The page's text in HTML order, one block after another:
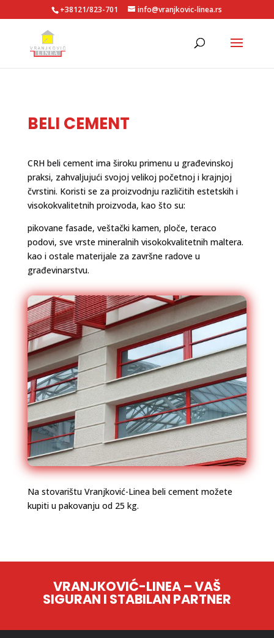
+38121/823-701 info@vranjkovic-linea.rs
BELI CEMENT
CRH beli cement ima široku primenu u građevinskoj
praksi, zahvaljujući svojoj velikoj početnoj i krajnjoj
čvrstini. Koristi se za proizvodnju različitih estetskih i
visokokvalitetnih proizvoda, kao što su:
pikovane fasade, veštački kamen, ploče, teraco
podovi, sve vrste mineralnih visokokvalitetnih maltera.
kao i ostale materijale za završne radove u
građevinarstvu.
Na stovarištu Vranjković-Linea beli cement možete
kupiti u pakovanju od 25 kg.
VRANJKOVIĆ-LINEA – VAŠ
SIGURAN I STABILAN PARTNER